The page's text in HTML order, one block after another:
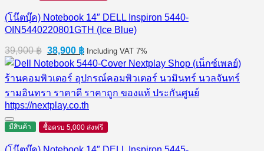
(โน๊ตบุ๊ค) Notebook 14″ DELL Inspiron 5440-
OIN5440220801GTH (Ice Blue)
39,900฿ Original
price
was:
39,900 ฿.
38,900 ฿Current
price
is:
38,900 ฿.
Including VAT 7%
มีสินค้า ซื้อครบ 5,000 ส่งฟรี